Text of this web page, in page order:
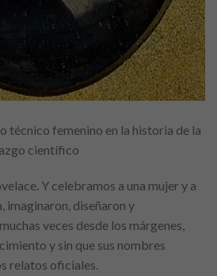
técnico femenino en la historia de la
científico
Y celebramos a una mujer y a
imaginaron, diseñaron y
veces desde los márgenes,
y sin que sus nombres
relatos oficiales.